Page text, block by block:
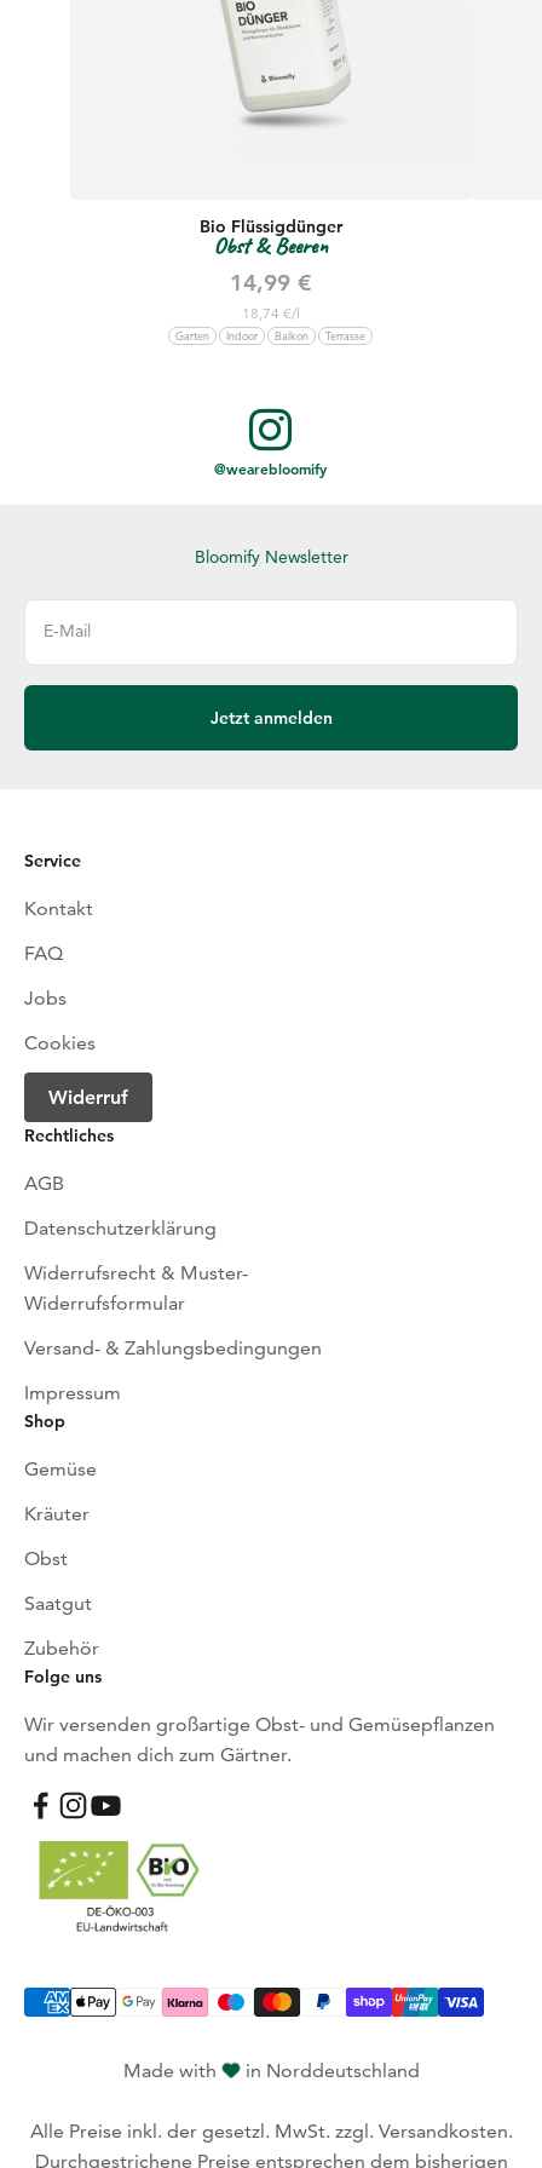
Bio Flüssigdünger
Obst & Beeren
Angebot
14,99 €
18,74 €/l
Garten Indoor Balkon Terrasse
@wearebloomify
Bloomify Newsletter
E-Mail
Jetzt anmelden
Service
Kontakt
FAQ
Jobs
Cookies
Widerruf
Rechtliches
AGB
Datenschutzerklärung
Widerrufsrecht & Muster-
Widerrufsformular
Versand- & Zahlungsbedingungen
Impressum
Shop
Gemüse
Kräuter
Obst
Saatgut
Zubehör
Folge uns
Wir versenden großartige Obst- und Gemüsepflanzen
und machen dich zum Gärtner.
Made with in Norddeutschland
Alle Preise inkl. der gesetzl. MwSt. zzgl. Versandkosten.
Durchgestrichene Preise entsprechen dem bisherigen